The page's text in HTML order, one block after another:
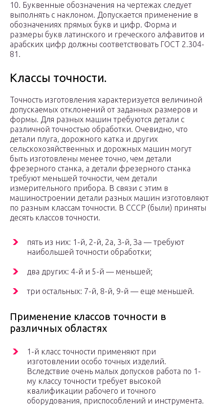
10. Буквенные обозначения на чертежах следует
выполнять с наклоном. Допускается применение в
обозначениях прямых букв и цифр. Форма и
размеры букв латинского и греческого алфавитов и
арабских цифр должны соответствовать ГОСТ 2.304-
81.
Классы точности.
Точность изготовления характеризуется величиной
допускаемых отклонений от заданных размеров и
формы. Для разных машин требуются детали с
различной точностью обработки. Очевидно, что
детали плуга, дорожного катка и других
сельскохозяйственных и дорожных машин могут
быть изготовлены менее точно, чем детали
фрезерного станка, а детали фрезерного станка
требуют меньшей точности, чем детали
измерительного прибора. В связи с этим в
машиностроении детали разных машин изготовляют
по разным классам точности. В СССР (были) приняты
десять классов точности.
пять из них: 1-й, 2-й, 2а, 3-й, За — требуют
наибольшей точности обработки;
два других: 4-й и 5-й — меньшей;
три остальных: 7-й, 8-й, 9-й — еще меньшей.
Применение классов точности в
различных областях
1-й класс точности применяют при
изготовлении особо точных изделий.
Вследствие очень малых допусков работа по 1-
му классу точности требует высокой
квалификации рабочего и точного
оборудования, приспособлений и инструмента.